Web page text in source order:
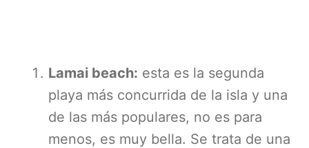
Lamai beach: esta es la segunda
playa más concurrida de la isla y una
de las más populares, no es para
menos, es muy bella. Se trata de una